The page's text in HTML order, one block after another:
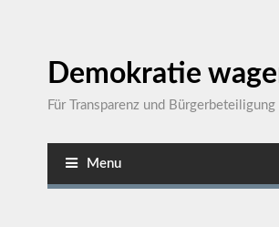
Demokratie
Für Transparenz und
Menu